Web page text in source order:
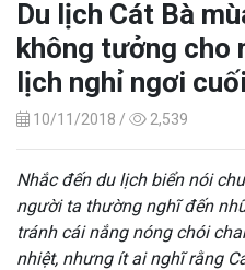
Du lịch Cát Bà
không tưởng cho
lịch nghỉ ngơi
10/11/2018 / 2,539
Nhắc đến du lịch biển nói
người ta thường nghĩ đến
tránh cái nắng nóng chói
nhiệt, nhưng ít ai nghĩ rằng